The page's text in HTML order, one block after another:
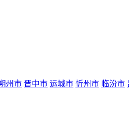
州市 晋中市 运城市 忻州市 临汾市